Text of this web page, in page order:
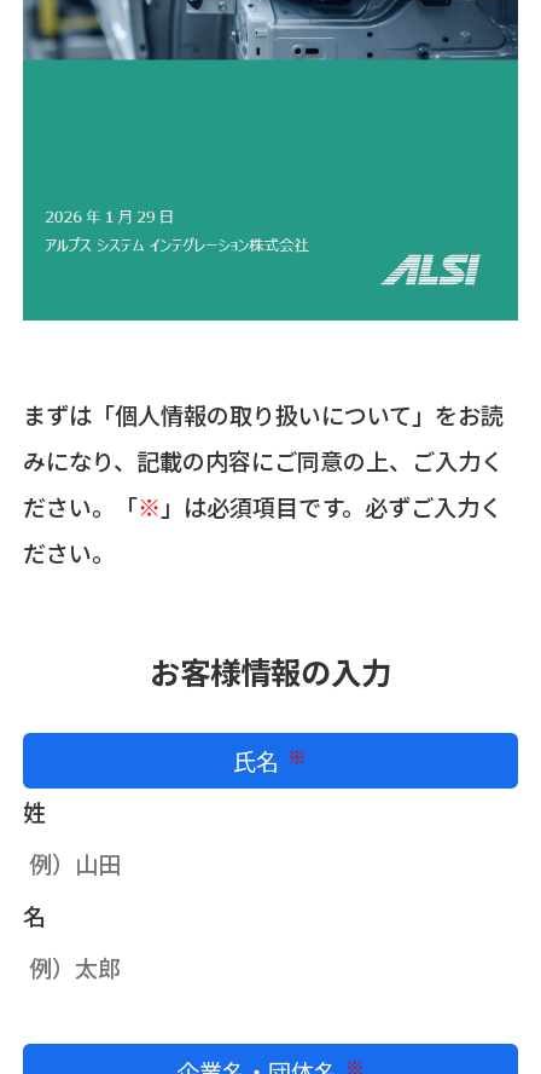
まずは「個人情報の取り扱いについて」をお読
みになり、記載の内容にご同意の上、ご入力く
ださい。「※ 」は必須項目です。必ずご入力く
ださい。
お客様情報の入力
氏名
姓
名